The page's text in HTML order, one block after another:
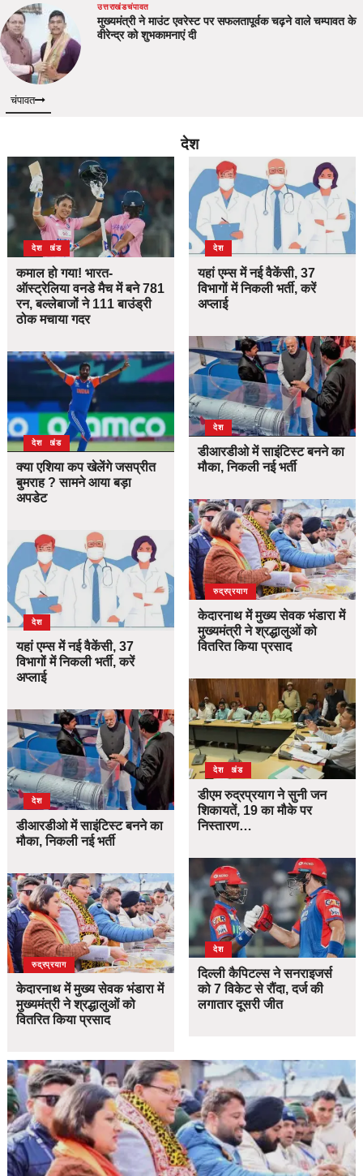
उत्तराखंडचंपावत
मुख्यमंत्री ने माउंट एवरेस्ट पर सफलतापूर्वक चढ़ने वाले चम्पावत के
वीरेन्द्र को शुभकामनाएं दी
चंपावत
देश
उत्तराखंड
देश
कमाल हो गया! भारत-
ऑस्ट्रेलिया वनडे मैच में बने 781
रन, बल्लेबाजों ने 111 बाउंड्री
ठोक मचाया गदर
उत्तराखंड
देश
क्या एशिया कप खेलेंगे जसप्रीत
बुमराह ? सामने आया बड़ा
अपडेट
देश
यहां एम्स में नई वैकेंसी, 37
विभागों में निकली भर्ती, करें
अप्लाई
देश
डीआरडीओ में साइंटिस्ट बनने का
मौका, निकली नई भर्ती
उत्तराखंड
देश
रुद्रप्रयाग
केदारनाथ में मुख्य सेवक भंडारा में
मुख्यमंत्री ने श्रद्धालुओं को
वितरित किया प्रसाद
देश
यहां एम्स में नई वैकेंसी, 37
विभागों में निकली भर्ती, करें
अप्लाई
देश
डीआरडीओ में साइंटिस्ट बनने का
मौका, निकली नई भर्ती
उत्तराखंड
देश
रुद्रप्रयाग
केदारनाथ में मुख्य सेवक भंडारा में
मुख्यमंत्री ने श्रद्धालुओं को
वितरित किया प्रसाद
उत्तराखंड
देश
डीएम रुद्रप्रयाग ने सुनी जन
शिकायतें, 19 का मौके पर
निस्तारण…
देश
दिल्ली कैपिटल्स ने सनराइजर्स
को 7 विकेट से रौंदा, दर्ज की
लगातार दूसरी जीत